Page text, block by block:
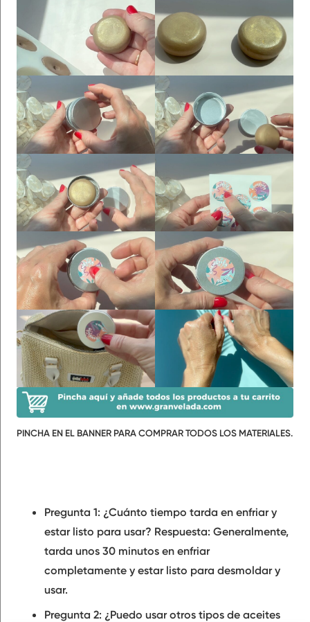
PINCHA EN EL BANNER PARA COMPRAR TODOS LOS MATERIALES.
Pregunta 1: ¿Cuánto tiempo tarda en enfriar y
estar listo para usar? Respuesta: Generalmente,
tarda unos 30 minutos en enfriar
completamente y estar listo para desmoldar y
usar.
Pregunta 2: ¿Puedo usar otros tipos de aceites